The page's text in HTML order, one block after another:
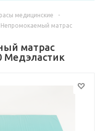
медицинские
-
Непромокаемый матрас
матрас
Медэластик